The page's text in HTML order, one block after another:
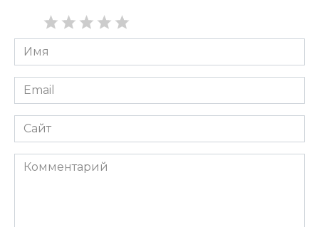
Имя
*
Email
*
Сайт
Комментарий